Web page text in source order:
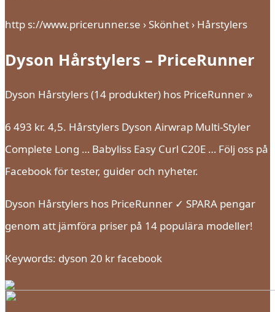
http s://www.pricerunner.se › Skönhet › Hårstylers
Dyson Hårstylers – PriceRunner
Dyson Hårstylers (14 produkter) hos PriceRunner »
6 493 kr. 4,5. Hårstylers Dyson Airwrap Multi-Styler
Complete Long … Babyliss Easy Curl C20E … Följ oss på
Facebook för tester, guider och nyheter.
Dyson Hårstylers hos PriceRunner ✓ SPARA pengar
genom att jämföra priser på 14 populära modeller!
Keywords: dyson 20 kr facebook